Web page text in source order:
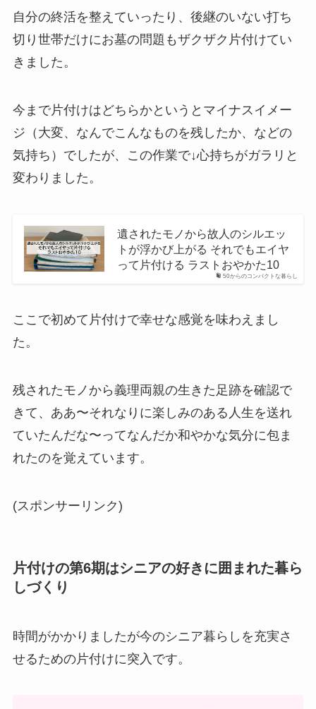
自分の終活を整えていったり、後継のいない打ち
切り世帯だけにお墓の問題もザクザク片付けてい
きました。
今まで片付けはどちらかというとマイナスイメー
ジ（大変、なんでこんなものを残したか、などの
気持ち）でしたが、この作業で↓心持ちがガラリと
変わりました。
50からのコンパクトな暮らし
遺されたモノから故人のシルエッ
トが浮かび上がる それでもエイヤ
って片付ける ラストおやかた10
ここで初めて片付けで幸せな感覚を味わえまし
た。
残されたモノから義理両親の生きた足跡を確認で
きて、ああ〜それなりに楽しみのある人生を送れ
ていたんだな〜ってなんだか和やかな気分に包ま
れたのを覚えています。
(スポンサーリンク)
片付けの第6期はシニアの好きに囲まれた暮ら
しづくり
時間がかかりましたが今のシニア暮らしを充実さ
せるための片付けに突入です。